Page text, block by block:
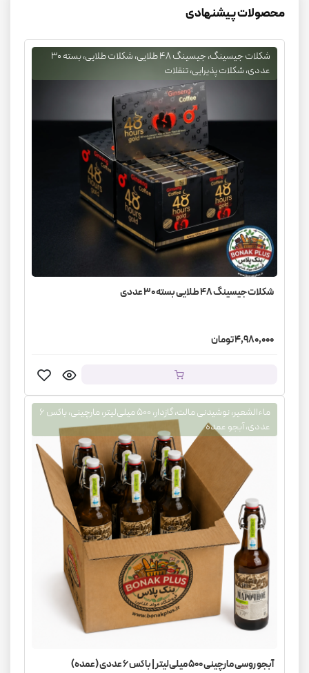
محصولات پیشنهادی
شکلات جیسینگ، جیسینگ ۴۸ طلایی، شکلات طلایی، بسته ۳۰
عددی، شکلات پذیرایی، تنقلات
شکلات جیسینگ ۴۸ طلایی بسته ۳۰ عددی
4,980,000 تومان
ماءالشعیر، نوشیدنی مالت، گازدار، ۵۰۰ میلی‌لیتر، مارچینی، باکس ۶
عددی، آبجو عمده
آبجو روسی مارچینی ۵۰۰ میلی‌لیتر | باکس ۶ عددی (عمده)